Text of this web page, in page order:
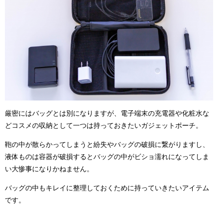
厳密にはバッグとは別になりますが、電子端末の充電器や化粧水な
どコスメの収納として一つは持っておきたいガジェットポーチ。
鞄の中が散らかってしまうと紛失やバッグの破損に繋がりますし、
液体ものは容器が破損するとバッグの中がビショ濡れになってしま
い大惨事になりかねません。
バッグの中もキレイに整理しておくために持っていきたいアイテム
です。